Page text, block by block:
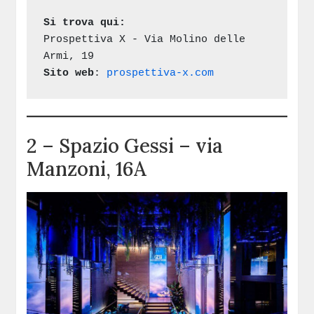
Si trova qui:
Prospettiva X - Via Molino delle
Armi, 19
Sito web: prospettiva-x.com
2 – Spazio Gessi – via
Manzoni, 16A